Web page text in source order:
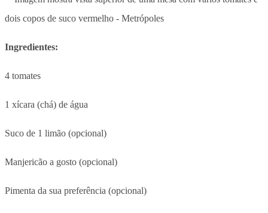
Ingredientes:
4 tomates
1 xícara (chá) de água
Suco de 1 limão (opcional)
Manjericão a gosto (opcional)
Pimenta da sua preferência (opcional)